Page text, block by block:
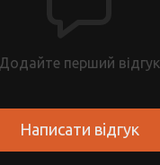
Додайте перший відгук
Написати відгук